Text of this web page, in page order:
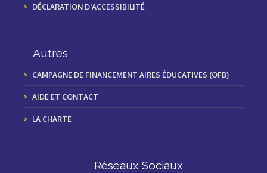
DÉCLARATION D'ACCESSIBILITÉ
Autres
CAMPAGNE DE FINANCEMENT AIRES ÉDUCATIVES (OFB)
AIDE ET CONTACT
LA CHARTE
Réseaux Sociaux